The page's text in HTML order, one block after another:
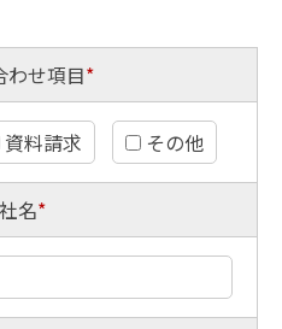
わせ項目*
資料請求 その他
名*